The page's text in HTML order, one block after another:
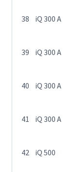
38 iQ 300 A
39 iQ 300 A
40 iQ 300 A
41 iQ 300 A
42 iQ 500